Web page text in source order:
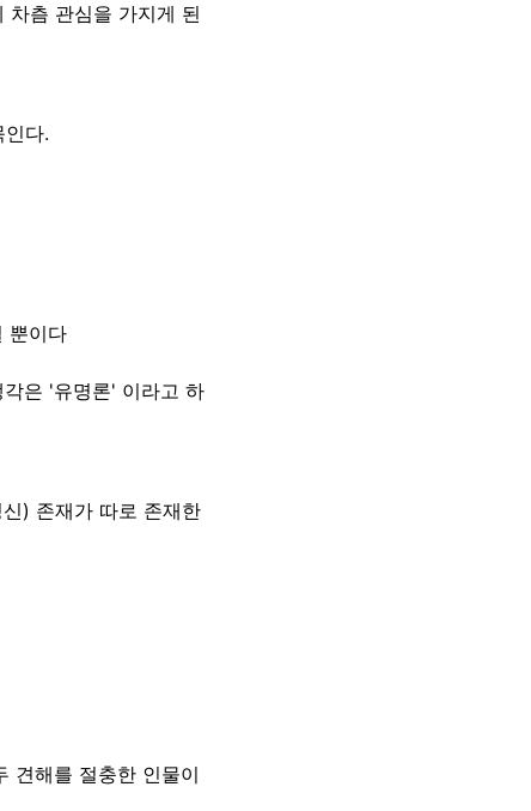
차츰 관심을 가지게 된
다.
뿐이다
은 '유명론' 이라고 하
) 존재가 따로 존재한
견해를 절충한 인물이